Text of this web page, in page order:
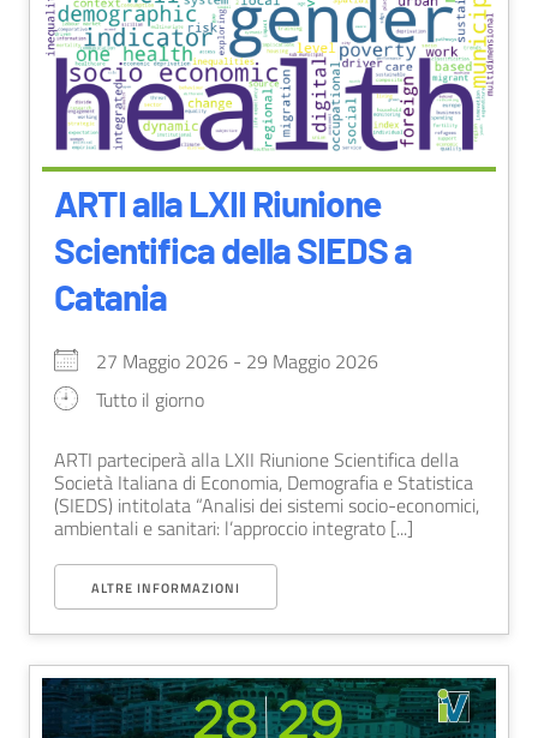
ARTI alla LXII Riunione
Scientifica della SIEDS a
Catania
27 Maggio 2026 - 29 Maggio 2026
Tutto il giorno
ARTI parteciperà alla LXII Riunione Scientifica della
Società Italiana di Economia, Demografia e Statistica
(SIEDS) intitolata “Analisi dei sistemi socio-economici,
ambientali e sanitari: l’approccio integrato [...]
ALTRE INFORMAZIONI